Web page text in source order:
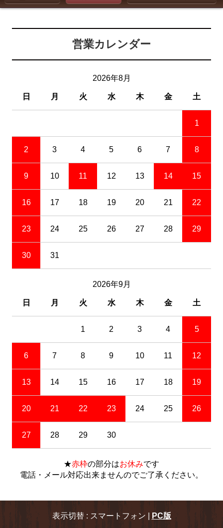
営業カレンダー
2026年8月
日 月 火 水 木 金 土
1
2 3 4 5 6 7 8
9 10 11 12 13 14 15
16 17 18 19 20 21 22
23 24 25 26 27 28 29
30 31
2026年9月
日 月 火 水 木 金 土
1 2 3 4 5
6 7 8 9 10 11 12
13 14 15 16 17 18 19
20 21 22 23 24 25 26
27 28 29 30
★赤枠の部分はお休みです
電話・メール対応出来ませんのでご了承ください。
表示切替 : スマートフォン | PC版